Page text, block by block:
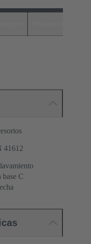
41612
base C